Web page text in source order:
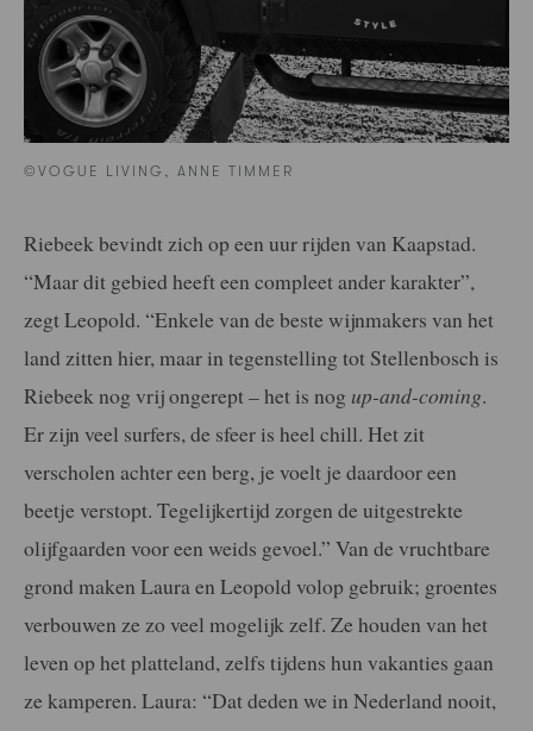
©VOGUE LIVING, ANNE TIMMER
Riebeek bevindt zich op een uur rijden van Kaapstad.
“Maar dit gebied heeft een compleet ander karakter”,
zegt Leopold. “Enkele van de beste wijnmakers van het
land zitten hier, maar in tegenstelling tot Stellenbosch is
Riebeek nog vrij ongerept – het is nog up-and-coming.
Er zijn veel surfers, de sfeer is heel chill. Het zit
verscholen achter een berg, je voelt je daardoor een
beetje verstopt. Tegelijkertijd zorgen de uitgestrekte
olijfgaarden voor een weids gevoel.” Van de vruchtbare
grond maken Laura en Leopold volop gebruik; groentes
verbouwen ze zo veel mogelijk zelf. Ze houden van het
leven op het platteland, zelfs tijdens hun vakanties gaan
ze kamperen. Laura: “Dat deden we in Nederland nooit,